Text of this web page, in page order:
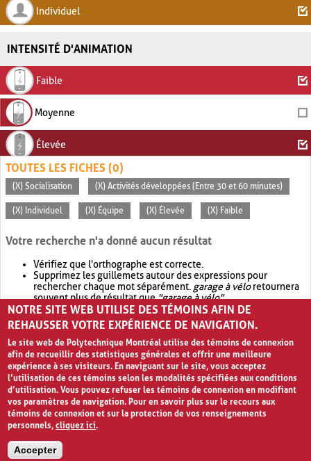
Individuel
INTENSITÉ D'ANIMATION
Faible
Moyenne
Élevée
TOUTES LES FICHES (0)
(X) Socialisation (X) Activités développées (Entre 30 et 60 minutes)
(X) Individuel (X) Équipe (X) Élevée (X) Faible
Votre recherche n'a donné aucun résultat
Vérifiez que l'orthographe est correcte.
Supprimez les guillemets autour des expressions pour
rechercher chaque mot séparément. garage à véloretournera
souvent plus de résultat que"garage à vélo".
Envisagez d'élargir votre recherche avec OR.garage OR vélo
retournera souvent plus de résultat quegarage à vélo
NOTRE SITE WEB UTILISE DES TÉMOINS AFIN DE
REHAUSSER VOTRE EXPÉRIENCE DE NAVIGATION.
Le site web de Polytechnique Montréal utilise des témoins de connexion
afin de recueillir des statistiques générales et offrir une meilleure
expérience à ses visiteurs. En naviguant sur le site, vous acceptez
l’utilisation de ces témoins selon les modalités spécifiées aux conditions
d’utilisation. Vous pouvez refuser les témoins de connexion en modifiant
vos paramètres de navigation. Pour en savoir plus sur le recours aux
témoins de connexion et sur la protection de vos renseignements
personnels,cliquez ici.
Accepter